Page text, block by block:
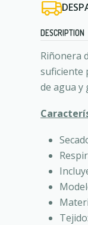
DESCRIPTION
Riñonera
suficiente
de agua y